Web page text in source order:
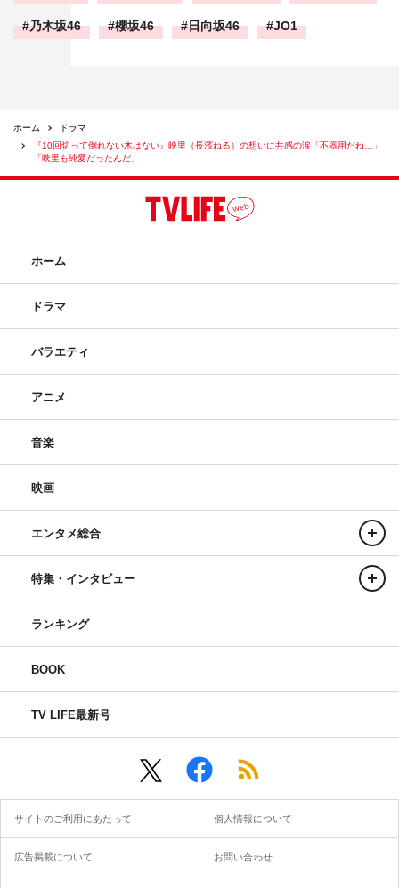
乃木坂46 櫻坂46 日向坂46 JO1
ホーム
ドラマ
『10回切って倒れない木はない』映里（長濱ねる）の想いに共感の涙「不器用だね…」
「映里も純愛だったんだ」
ホーム
ドラマ
バラエティ
アニメ
音楽
映画
エンタメ総合
特集・インタビュー
ランキング
BOOK
TV LIFE最新号
サイトのご利用にあたって 個人情報について
広告掲載について お問い合わせ